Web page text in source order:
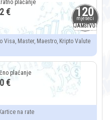
120
mjeseci
JAMSTVO
€
Visa, Master, Maestro, Kripto Valute
€
na rate